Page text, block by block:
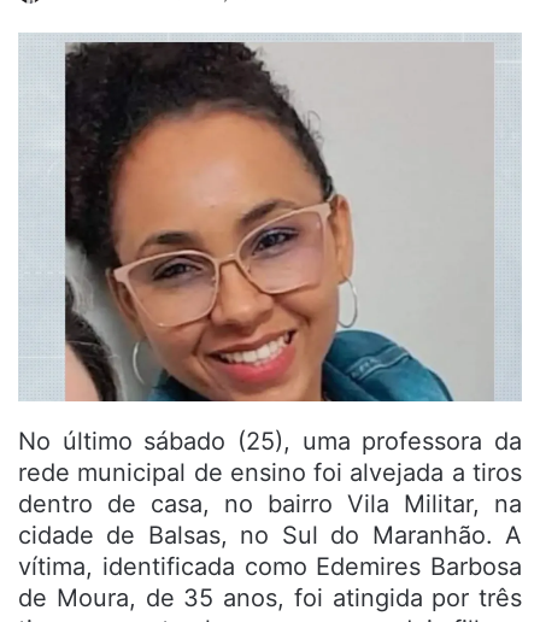
No último sábado (25), uma professora da
rede municipal de ensino foi alvejada a tiros
dentro de casa, no bairro Vila Militar, na
cidade de Balsas, no Sul do Maranhão. A
vítima, identificada como Edemires Barbosa
de Moura, de 35 anos, foi atingida por três